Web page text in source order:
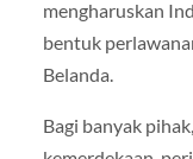
mengharuskan
bentuk
Belanda.
Bagi banyak